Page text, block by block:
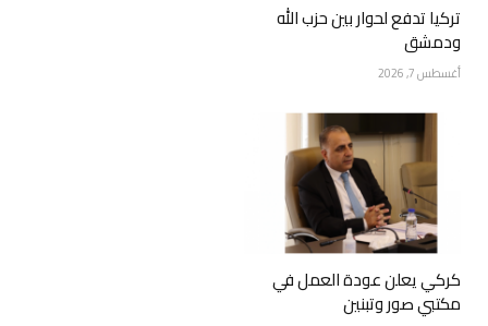
تركيا تدفع لحوار بين حزب الله
ودمشق
أغسطس 7, 2026
كركي يعلن عودة العمل في
مكتبي صور وتبنين